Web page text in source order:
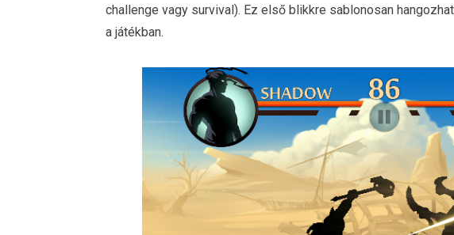
challenge vagy survival). Ez első blikkre sablonosan
a játékban.